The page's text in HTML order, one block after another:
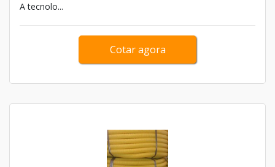
melhores resultados. Esse é o caso do eixo cardan
A tecnolo...
Cotar agora